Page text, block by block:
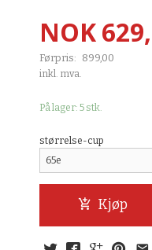
Tilbud
NOK
Førpris: 899,00
Rabatt
inkl. mva.
På lager: 5 stk.
størrelse-cup
Kjøp